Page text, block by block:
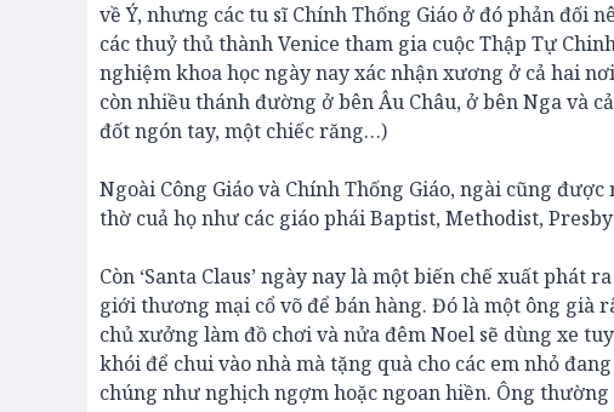
về Ý, nhưng các tu sĩ Chính Thống Giáo ở đó phản đối
các thuỷ thủ thành Venice tham gia cuộc Thập Tự
nghiệm khoa học ngày nay xác nhận xương ở cả hai
còn nhiều thánh đường ở bên Âu Châu, ở bên Nga và
đốt ngón tay, một chiếc răng…)
Ngoài Công Giáo và Chính Thống Giáo, ngài cũng
thờ cuả họ như các giáo phái Baptist, Methodist,
Còn ‘Santa Claus’ ngày nay là một biến chế xuất phát
giới thương mại cổ võ để bán hàng. Đó là một ông già
chủ xưởng làm đồ chơi và nửa đêm Noel sẽ dùng xe
khói để chui vào nhà mà tặng quà cho các em nhỏ
chúng như nghịch ngợm hoặc ngoan hiền. Ông